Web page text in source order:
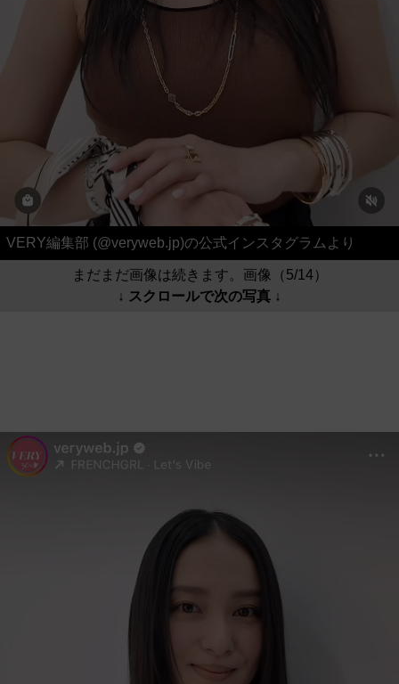
VERY編集部 (@veryweb.jp)の公式インスタグラムより
まだまだ画像は続きます。画像（5/14）
↓ スクロールで次の写真 ↓